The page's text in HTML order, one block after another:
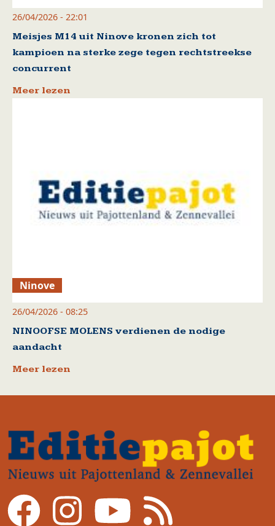
26/04/2026 - 22:01
Meisjes M14 uit Ninove kronen zich tot
kampioen na sterke zege tegen rechtstreekse
concurrent
Meer lezen
Ninove
26/04/2026 - 08:25
NINOOFSE MOLENS verdienen de nodige
aandacht
Meer lezen